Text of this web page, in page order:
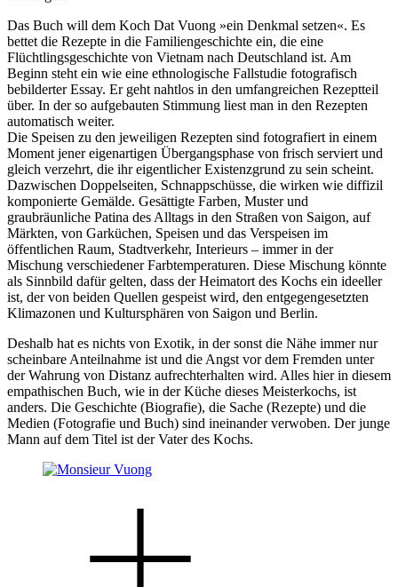
Das Buch will dem Koch Dat Vuong »ein Denkmal setzen«. Es
bettet die Rezepte in die Familiengeschichte ein, die eine
Flüchtlingsgeschichte von Vietnam nach Deutschland ist. Am
Beginn steht ein wie eine ethnologische Fallstudie fotografisch
bebilderter Essay. Er geht nahtlos in den umfangreichen Rezeptteil
über. In der so aufgebauten Stimmung liest man in den Rezepten
automatisch weiter.
Die Speisen zu den jeweiligen Rezepten sind fotografiert in einem
Moment jener eigenartigen Übergangsphase von frisch serviert und
gleich verzehrt, die ihr eigentlicher Existenzgrund zu sein scheint.
Dazwischen Doppelseiten, Schnappschüsse, die wirken wie diffizil
komponierte Gemälde. Gesättigte Farben, Muster und
graubräunliche Patina des Alltags in den Straßen von Saigon, auf
Märkten, von Garküchen, Speisen und das Verspeisen im
öffentlichen Raum, Stadtverkehr, Interieurs – immer in der
Mischung verschiedener Farbtemperaturen. Diese Mischung könnte
als Sinnbild dafür gelten, dass der Heimatort des Kochs ein ideeller
ist, der von beiden Quellen gespeist wird, den entgegengesetzten
Klimazonen und Kultursphären von Saigon und Berlin.
Deshalb hat es nichts von Exotik, in der sonst die Nähe immer nur
scheinbare Anteilnahme ist und die Angst vor dem Fremden unter
der Wahrung von Distanz aufrechterhalten wird. Alles hier in diesem
empathischen Buch, wie in der Küche dieses Meisterkochs, ist
anders. Die Geschichte (Biografie), die Sache (Rezepte) und die
Medien (Fotografie und Buch) sind ineinander verwoben. Der junge
Mann auf dem Titel ist der Vater des Kochs.